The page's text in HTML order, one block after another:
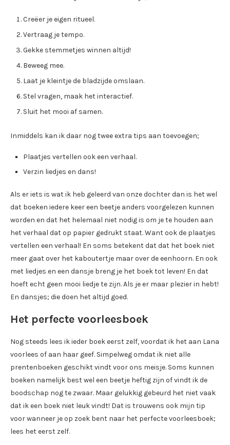
Creëer je eigen ritueel.
Vertraag je tempo.
Gekke stemmetjes winnen altijd!
Beweeg mee.
Laat je kleintje de bladzijde omslaan.
Stel vragen, maak het interactief.
Sluit het mooi af samen.
Inmiddels kan ik daar nog twee extra tips aan toevoegen;
Plaatjes vertellen ook een verhaal.
Verzin liedjes en dans!
Als er iets is wat ik heb geleerd van onze dochter dan is het wel
dat boeken iedere keer een beetje anders voorgelezen kunnen
worden en dat het helemaal niet nodig is om je te houden aan
het verhaal dat op papier gedrukt staat. Want ook de plaatjes
vertellen een verhaal! En soms betekent dat dat het boek niet
meer gaat over het kaboutertje maar over de eenhoorn. En ook
met liedjes en een dansje breng je het boek tot leven! En dat
hoeft echt geen mooi liedje te zijn. Als je er maar plezier in hebt!
En dansjes; die doen het altijd goed.
Het perfecte voorleesboek
Nog steeds lees ik ieder boek eerst zelf, voordat ik het aan Lana
voorlees of aan haar geef. Simpelweg omdat ik niet alle
prentenboeken geschikt vindt voor ons meisje. Soms kunnen
boeken namelijk best wel een beetje heftig zijn of vindt ik de
boodschap nog te zwaar. Maar gelukkig gebeurd het niet vaak
dat ik een boek niet leuk vindt! Dat is trouwens ook mijn tip
voor wanneer je op zoek bent naar het perfecte voorleesboek;
lees het eerst zelf.